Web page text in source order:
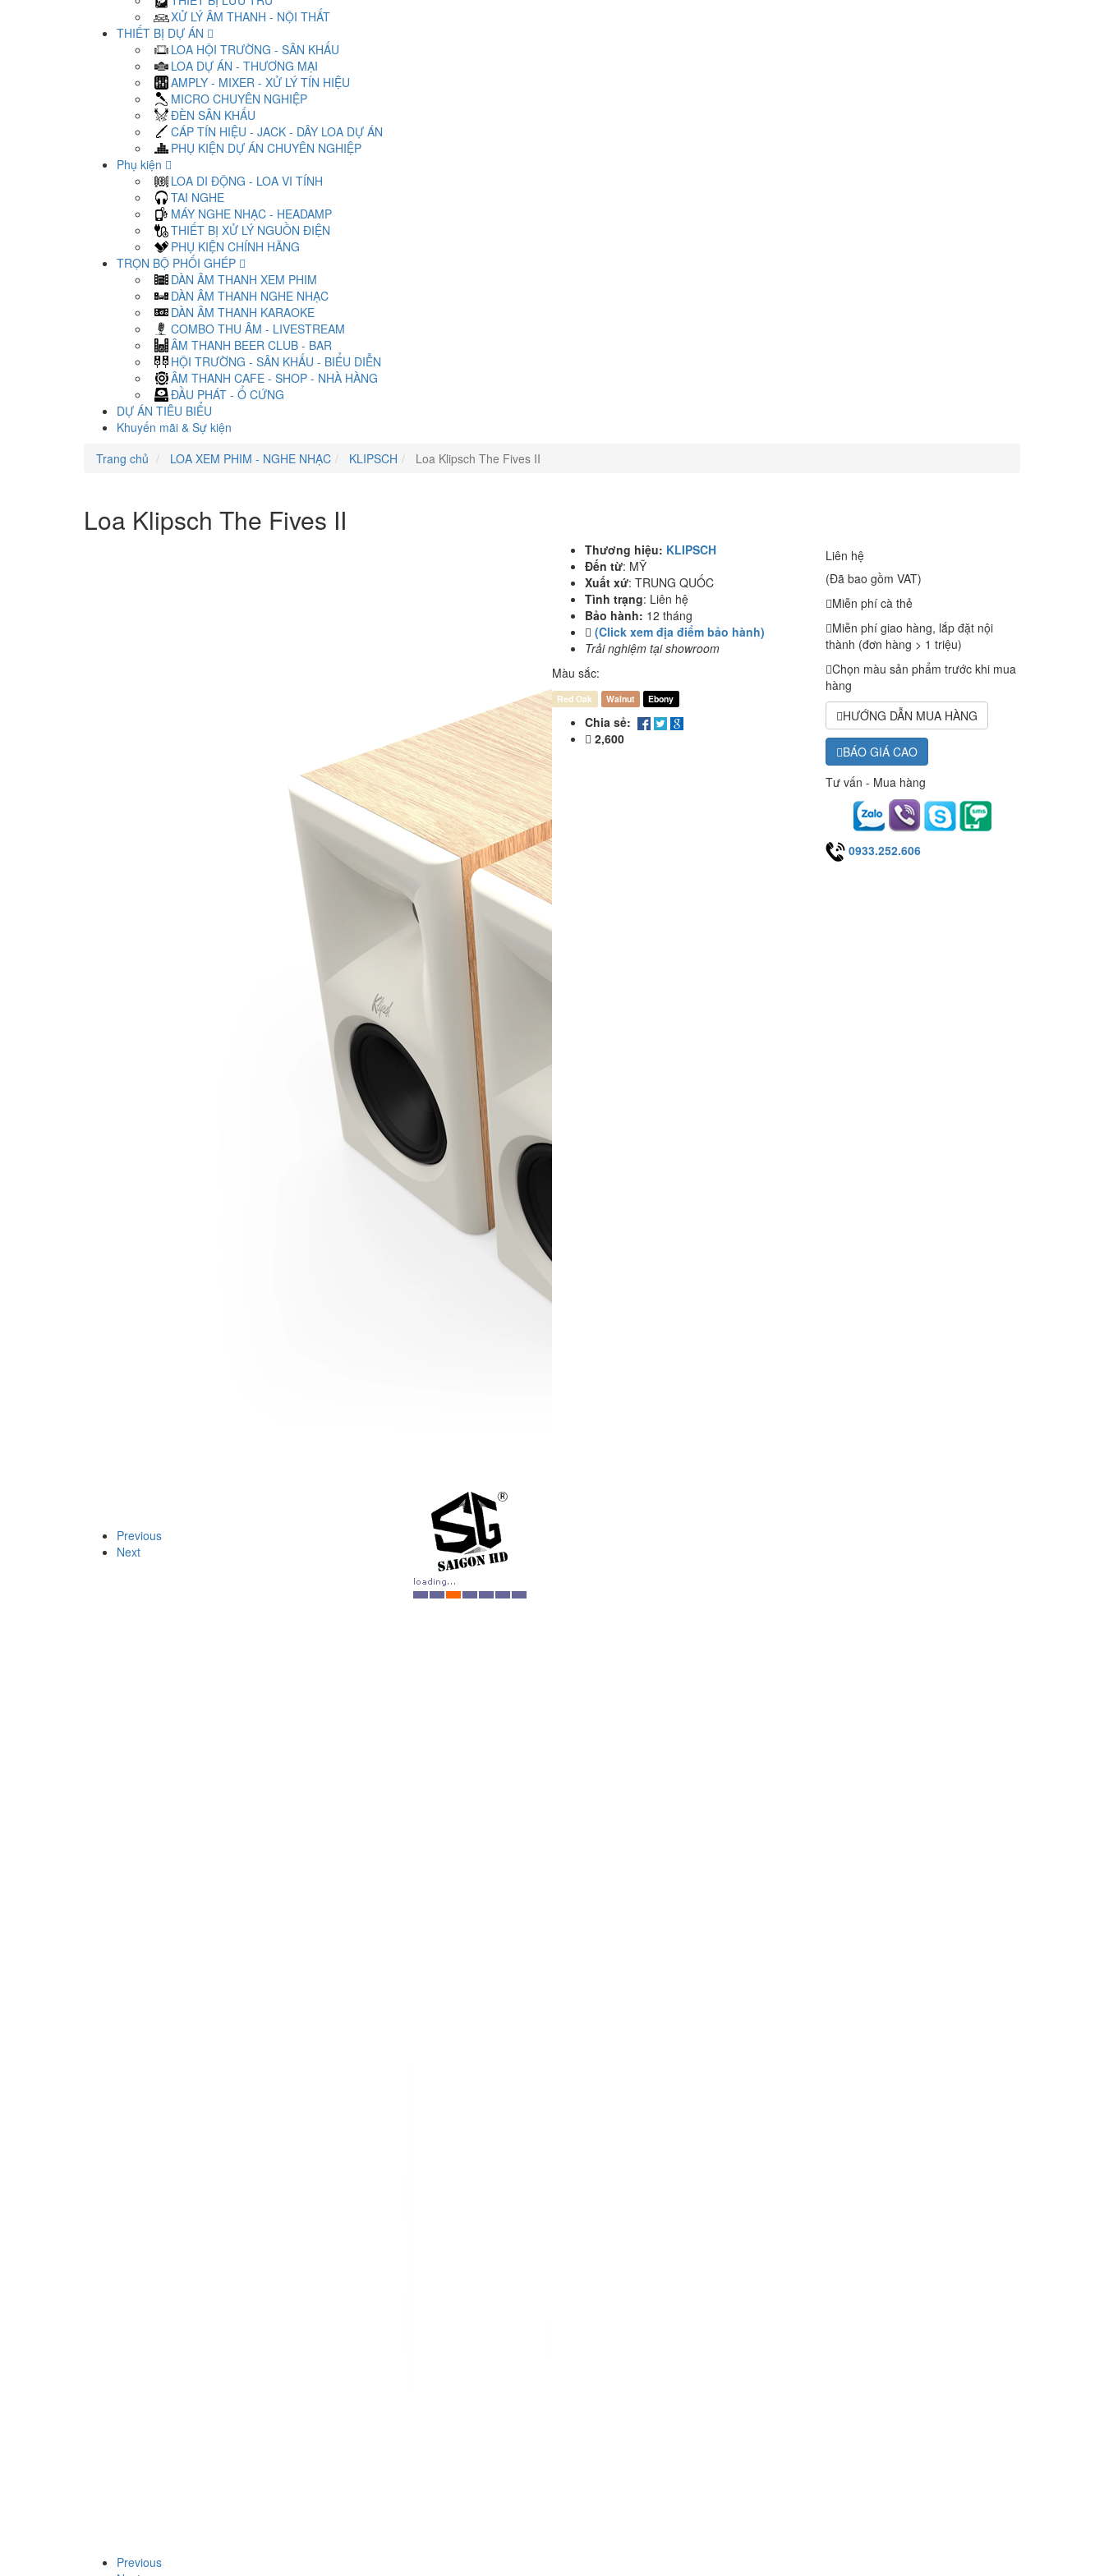
XỬ LÝ ÂM THANH - NỘI THẤT
THIẾT BỊ DỰ ÁN
LOA HỘI TRƯỜNG - SÂN KHẤU
LOA DỰ ÁN - THƯƠNG MẠI
AMPLY - MIXER - XỬ LÝ TÍN HIỆU
MICRO CHUYÊN NGHIỆP
ĐÈN SÂN KHẤU
CÁP TÍN HIỆU - JACK - DÂY LOA DỰ ÁN
PHỤ KIỆN DỰ ÁN CHUYÊN NGHIỆP
Phụ kiện
LOA DI ĐỘNG - LOA VI TÍNH
TAI NGHE
MÁY NGHE NHẠC - HEADAMP
THIẾT BỊ XỬ LÝ NGUỒN ĐIỆN
PHỤ KIỆN CHÍNH HÃNG
TRỌN BỘ PHỐI GHÉP
DÀN ÂM THANH XEM PHIM
DÀN ÂM THANH NGHE NHẠC
DÀN ÂM THANH KARAOKE
COMBO THU ÂM - LIVESTREAM
ÂM THANH BEER CLUB - BAR
HỘI TRƯỜNG - SÂN KHẤU - BIỂU DIỄN
ÂM THANH CAFE - SHOP - NHÀ HÀNG
ĐẦU PHÁT - Ổ CỨNG
DỰ ÁN TIÊU BIỂU
Khuyến mãi & Sự kiện
Trang chủ
LOA XEM PHIM - NGHE NHẠC KLIPSCH Loa Klipsch The Fives II
Loa Klipsch The Fives II
Previous
Next
Previous
Thương hiệu: KLIPSCH
Đến từ: MỸ
Xuất xứ: TRUNG QUỐC
Tình trạng: Liên hệ
Bảo hành: 12 tháng
(Click xem địa điểm bảo hành)
Trải nghiệm tại showroom
Màu sắc:
Red Oak Walnut Ebony
Chia sẻ:
2,600
Liên hệ
(Đã bao gồm VAT)
Miễn phí cà thẻ
Miễn phí giao hàng, lắp đặt nội
thành (đơn hàng > 1 triệu)
Chọn màu sản phẩm trước khi mua
hàng
HƯỚNG DẪN MUA HÀNG
BÁO GIÁ CAO
Tư vấn - Mua hàng
0933.252.606